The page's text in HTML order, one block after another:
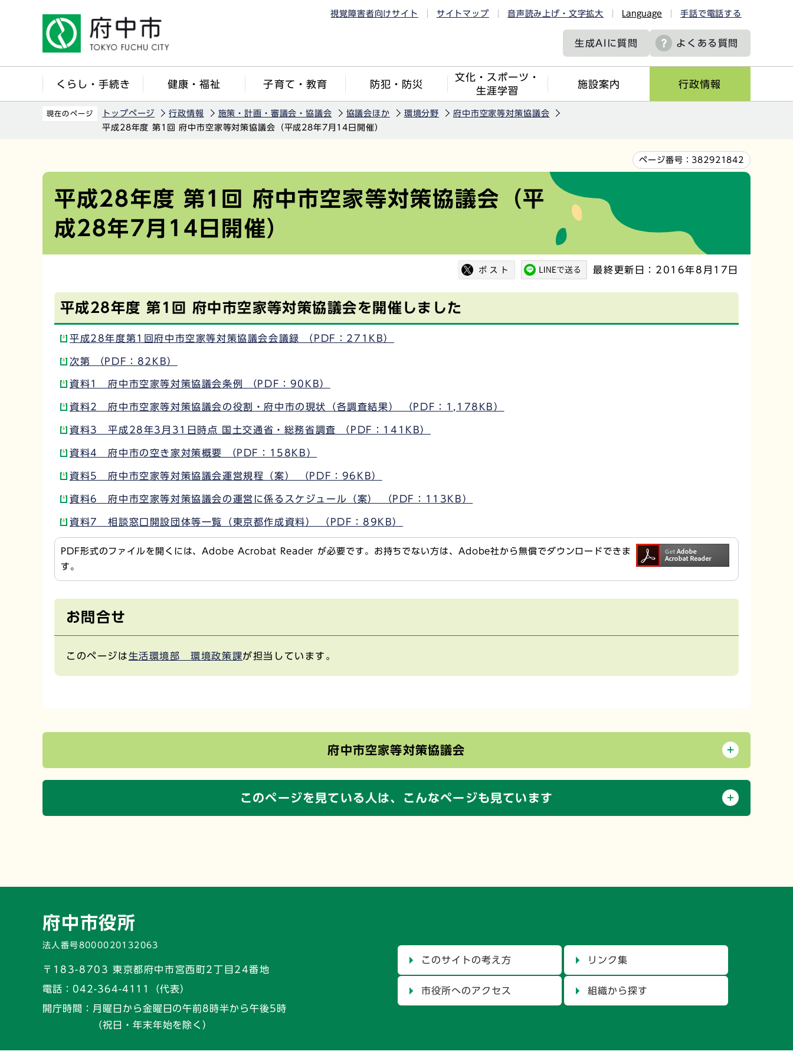
視覚障害者向けサイト サイトマップ 音声読み上げ・文字拡大 Language 手話で電話する
生成AIに質問 よくある質問
くらし・手続き 健康・福祉 子育て・教育 防犯・防災
文化・スポーツ・
生涯学習
施設案内 行政情報
現在のページ トップページ 行政情報 施策・計画・審議会・協議会 協議会ほか 環境分野
府中市空家等対策協議会
平成28年度 第1回 府中市空家等対策協議会（平成28年7月14日開催）
ページ番号： 382921842
平成28年度 第1回 府中市空家等対策協議会（平
成28年7月14日開催）
最終更新日：2016年8月17日
平成28年度 第1回 府中市空家等対策協議会を開催しました
平成28年度第1回府中市空家等対策協議会会議録 （PDF：271KB）
次第 （PDF：82KB）
資料1 府中市空家等対策協議会条例 （PDF：90KB）
資料2 府中市空家等対策協議会の役割・府中市の現状（各調査結果） （PDF：1,178KB）
資料3 平成28年3月31日時点 国土交通省・総務省調査 （PDF：141KB）
資料4 府中市の空き家対策概要 （PDF：158KB）
資料5 府中市空家等対策協議会運営規程（案） （PDF：96KB）
資料6 府中市空家等対策協議会の運営に係るスケジュール（案） （PDF：113KB）
資料7 相談窓口開設団体等一覧（東京都作成資料） （PDF：89KB）
PDF形式のファイルを開くには、Adobe Acrobat Reader が必要です。お持ちでない方は、Adobe社から無償でダウンロードできま
す。
お問合せ
このページは生活環境部 環境政策課が担当しています。
府中市空家等対策協議会
このページを見ている人は、 こんなページも見ています
府中市役所
法人番号8000020132063
〒183-8703 東京都府中市宮西町2丁目24番地
電話： 042-364-4111（代表）
開庁時間：
月曜日から金曜日の午前8時半から午後5時
（祝日・年末年始を除く）
このサイトの考え方 リンク集
市役所へのアクセス 組織から探す